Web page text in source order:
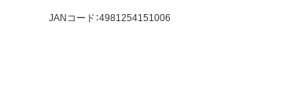
JANコード：4981254151006